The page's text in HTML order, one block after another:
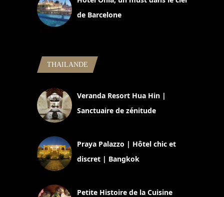
de Barcelone
THAILANDE
Veranda Resort Hua Hin |
Sanctuaire de zénitude
Praya Palazzo | Hôtel chic et
discret | Bangkok
Petite Histoire de la Cuisine